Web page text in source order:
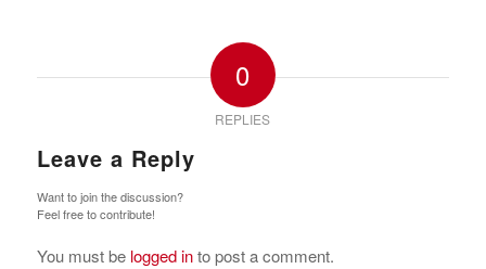
0
REPLIES
Leave a Reply
Want to join the discussion?
Feel free to contribute!
You must be logged into post a comment.